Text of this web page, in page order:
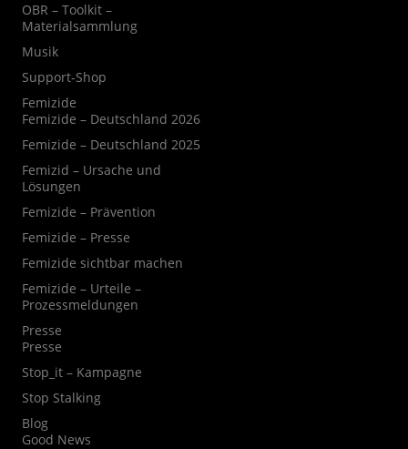
OBR – Toolkit –
Materialsammlung
Musik
Support-Shop
Femizide
Femizide – Deutschland 2026
Femizide – Deutschland 2025
Femizid – Ursache und
Lösungen
Femizide – Prävention
Femizide – Presse
Femizide sichtbar machen
Femizide – Urteile –
Prozessmeldungen
Presse
Presse
Stop_it – Kampagne
Stop Stalking
Blog
Good News